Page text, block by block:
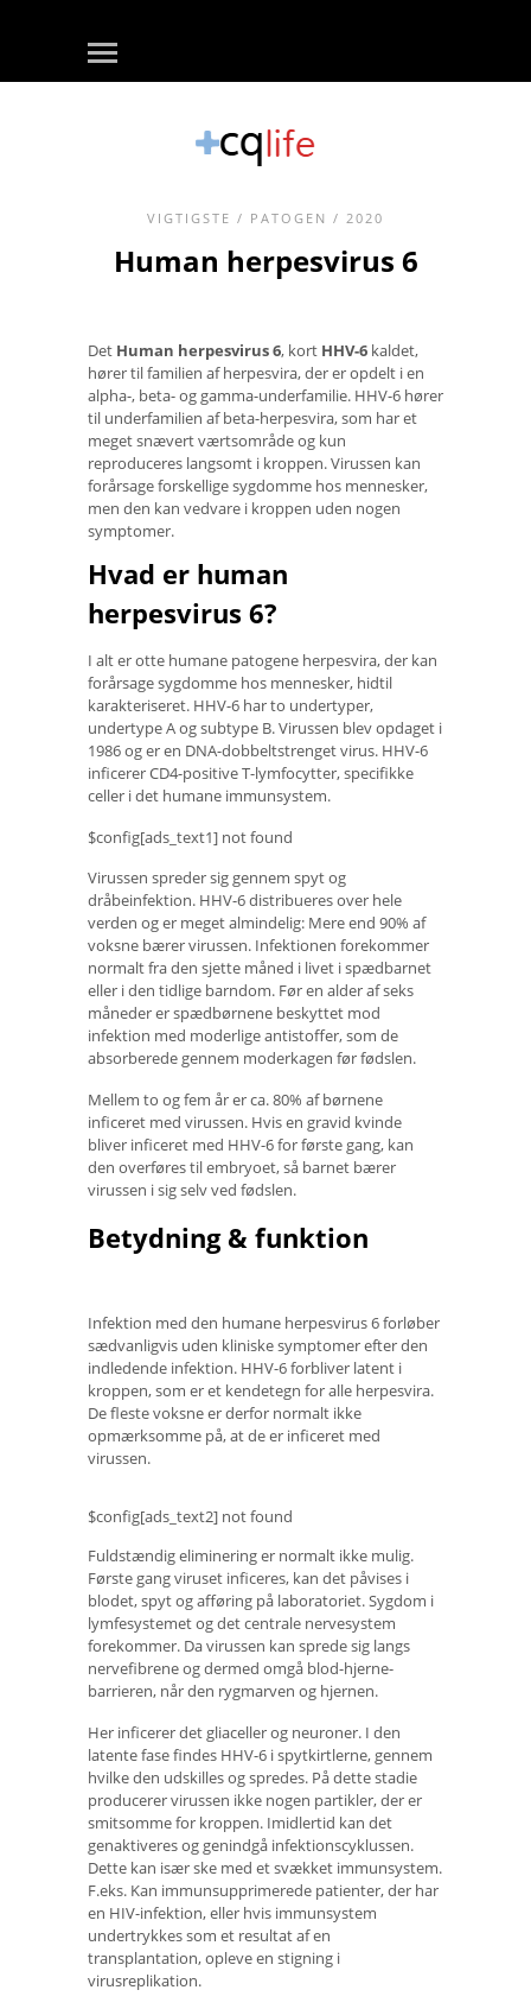
VIGTIGSTE / PATOGEN / 2020
Human herpesvirus 6
Det Human herpesvirus 6, kort HHV-6 kaldet,
hører til familien af ​​herpesvira, der er opdelt i en
alpha-, beta- og gamma-underfamilie. HHV-6 hører
til underfamilien af ​​beta-herpesvira, som har et
meget snævert værtsområde og kun
reproduceres langsomt i kroppen. Virussen kan
forårsage forskellige sygdomme hos mennesker,
men den kan vedvare i kroppen uden nogen
symptomer.
Hvad er human
herpesvirus 6?
I alt er otte humane patogene herpesvira, der kan
forårsage sygdomme hos mennesker, hidtil
karakteriseret. HHV-6 har to undertyper,
undertype A og subtype B. Virussen blev opdaget i
1986 og er en DNA-dobbeltstrenget virus. HHV-6
inficerer CD4-positive T-lymfocytter, specifikke
celler i det humane immunsystem.
$config[ads_text1] not found
Virussen spreder sig gennem spyt og
dråbeinfektion. HHV-6 distribueres over hele
verden og er meget almindelig: Mere end 90% af
voksne bærer virussen. Infektionen forekommer
normalt fra den sjette måned i livet i spædbarnet
eller i den tidlige barndom. Før en alder af seks
måneder er spædbørnene beskyttet mod
infektion med moderlige antistoffer, som de
absorberede gennem moderkagen før fødslen.
Mellem to og fem år er ca. 80% af børnene
inficeret med virussen. Hvis en gravid kvinde
bliver inficeret med HHV-6 for første gang, kan
den overføres til embryoet, så barnet bærer
virussen i sig selv ved fødslen.
Betydning & funktion
Infektion med den humane herpesvirus 6 forløber
sædvanligvis uden kliniske symptomer efter den
indledende infektion. HHV-6 forbliver latent i
kroppen, som er et kendetegn for alle herpesvira.
De fleste voksne er derfor normalt ikke
opmærksomme på, at de er inficeret med
virussen.
$config[ads_text2] not found
Fuldstændig eliminering er normalt ikke mulig.
Første gang viruset inficeres, kan det påvises i
blodet, spyt og afføring på laboratoriet. Sygdom i
lymfesystemet og det centrale nervesystem
forekommer. Da virussen kan sprede sig langs
nervefibrene og dermed omgå blod-hjerne-
barrieren, når den rygmarven og hjernen.
Her inficerer det gliaceller og neuroner. I den
latente fase findes HHV-6 i spytkirtlerne, gennem
hvilke den udskilles og spredes. På dette stadie
producerer virussen ikke nogen partikler, der er
smitsomme for kroppen. Imidlertid kan det
genaktiveres og genindgå infektionscyklussen.
Dette kan især ske med et svækket immunsystem.
F.eks. Kan immunsupprimerede patienter, der har
en HIV-infektion, eller hvis immunsystem
undertrykkes som et resultat af en
transplantation, opleve en stigning i
virusreplikation.